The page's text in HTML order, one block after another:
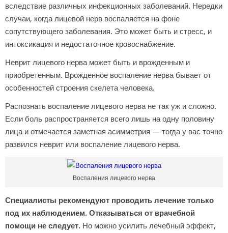
вследствие различных инфекционных заболеваний. Нередки
случаи, когда лицевой нерв воспаляется на фоне
сопутствующего заболевания. Это может быть и стресс, и
интоксикация и недостаточное кровоснабжение.
Неврит лицевого нерва может быть и врожденным и
приобретенным. Врожденное воспаление нерва бывает от
особенностей строения скелета человека.
Распознать воспаление лицевого нерва не так уж и сложно.
Если боль распространяется всего лишь на одну половину
лица и отмечается заметная асимметрия — тогда у вас точно
развился неврит или воспаление лицевого нерва.
Воспаления лицевого нерва
Специалисты рекомендуют проводить лечение только
под их наблюдением. Отказываться от врачебной
помощи не следует. Но можно усилить лечебный эффект,